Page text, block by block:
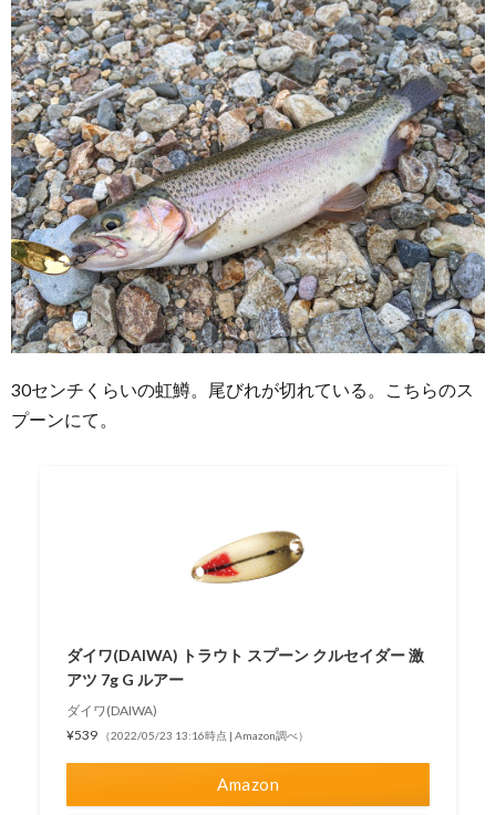
30センチくらいの虹鱒。尾びれが切れている。こちらのス
プーンにて。
ダイワ(DAIWA) トラウト スプーン クルセイダー 激
アツ 7g G ルアー
ダイワ(DAIWA)
¥539
（2022/05/23 13:16時点 | Amazon調べ）
Amazon